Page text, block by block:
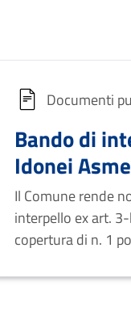
Documenti
Bando di
Idonei
Funzionario
Il Comune rende
interpello ex art.
copertura di n. 1